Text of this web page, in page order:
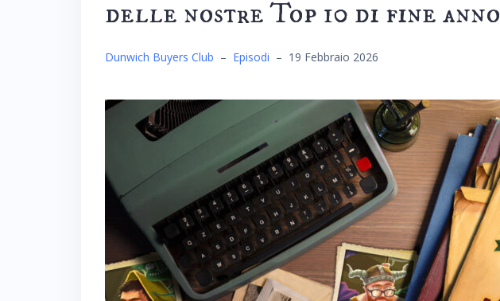
delle nostre Top 10 di fine anno
Dunwich Buyers Club – Episodi – 19 Febbraio 2026